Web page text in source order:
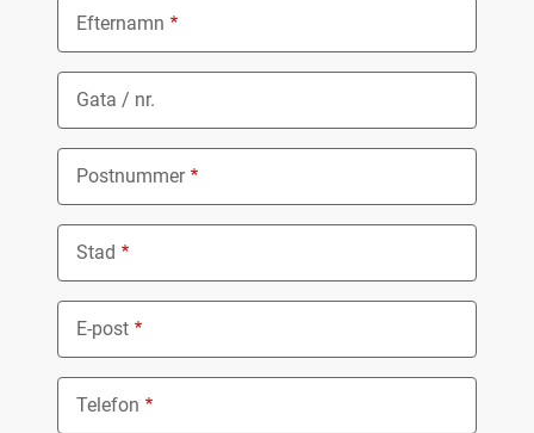
Efternamn
Gata / nr.
Postnummer
Stad
E-post
Telefon